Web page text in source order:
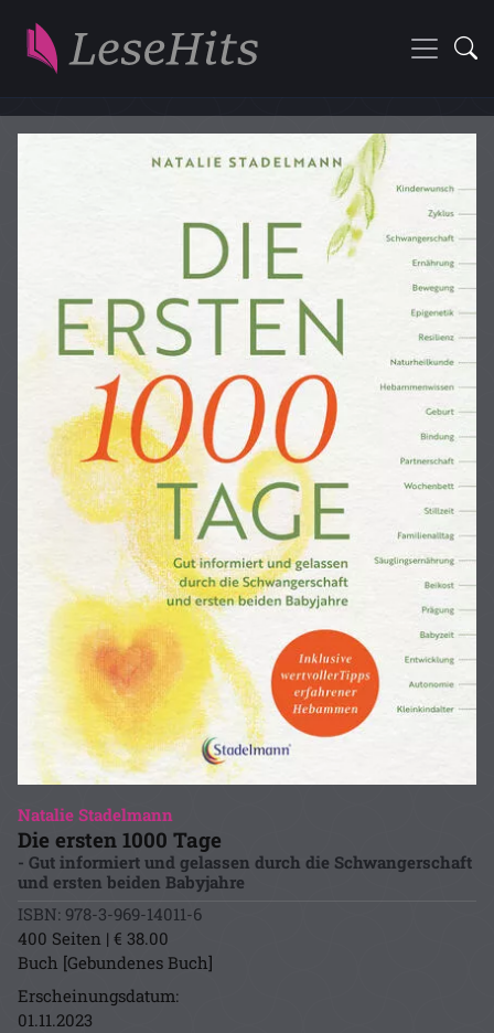
Natalie Stadelmann
Die ersten 1000 Tage
- Gut informiert und gelassen durch die Schwangerschaft
und ersten beiden Babyjahre
ISBN: 978-3-969-14011-6
400 Seiten | € 38.00
Buch [Gebundenes Buch]
Erscheinungsdatum:
01.11.2023